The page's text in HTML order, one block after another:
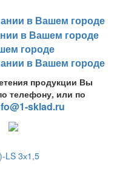
продукции Вы
телефону, или по
sklad.ru
LS 3х1,5